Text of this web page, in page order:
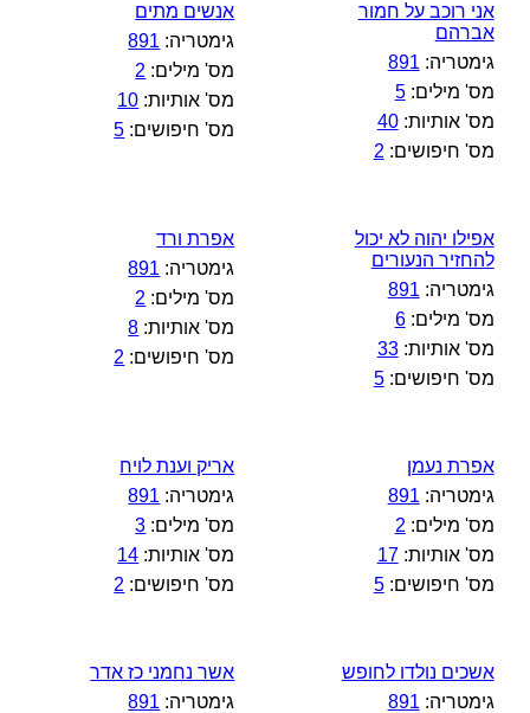
אני רוכב על חמור
אברהם
גימטריה: 891
מס' מילים:5
מס' אותיות:40
מס' חיפושים: 2
אנשים מתים
גימטריה: 891
מס' מילים: 2
מס' אותיות: 10
מס' חיפושים: 5
אפילו יהוה לא יכול
להחזיר הנעורים
גימטריה: 891
מס' מילים:6
מס' אותיות:33
מס' חיפושים:5
אפרת ורד
גימטריה: 891
מס' מילים: 2
מס' אותיות: 8
מס' חיפושים: 2
אפרת נעמן
גימטריה: 891
מס' מילים: 2
מס' אותיות:17
מס' חיפושים:5
אריק וענת לויח
גימטריה: 891
מס' מילים: 3
מס' אותיות: 14
מס' חיפושים: 2
אשכים נולדו לחופש
גימטריה: 891
אשר נחמני כז אדר
גימטריה: 891